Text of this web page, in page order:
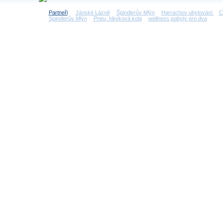
Partneři: Jánské Lázně Špindlerův Mlýn Harrachov ubytování
Špindlerův Mlýn
Pneu, hliníková kola wellness pobyty pro dva